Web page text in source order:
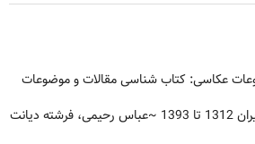
عکاسی: کتاب شناسی مقالات و موضوعات
~عباس رحیمی، فرشته دیانت